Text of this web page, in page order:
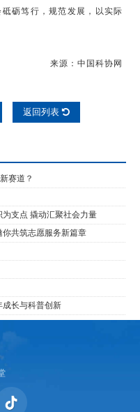
砺笃行，规范发展，以实际
来源：中国科协网
返回列表
赛道？
支点 撬动汇聚社会力量
共筑志愿服务新篇章
成长与科普创新